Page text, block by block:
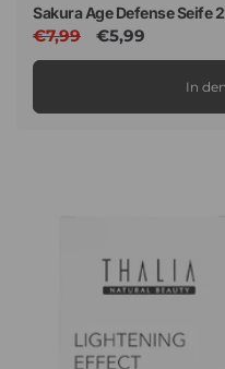
Sakura Age Defense Seife
Normaler
Preis
€7,99 Verkaufspreis
€5,99
In